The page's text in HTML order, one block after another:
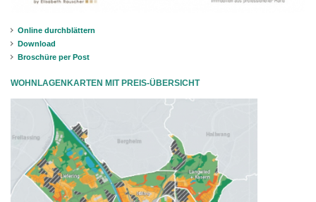
Online durchblättern
Download
Broschüre per Post
WOHNLAGENKARTEN MIT PREIS-ÜBERSICHT